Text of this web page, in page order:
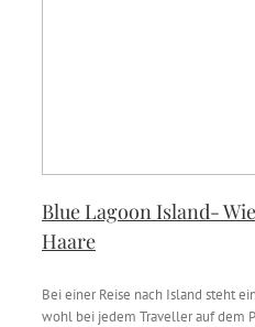
Blue Lagoon Island-
Haare
Bei einer Reise nach Island steht
wohl bei jedem Traveller auf dem